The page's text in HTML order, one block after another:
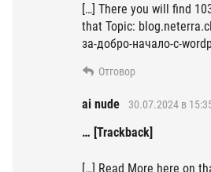
[…] There you will find
that Topic:
за-добро-начало-с-
Отговор
ai nude 30.07.2024 в
… [Trackback]
[…] Read More here on